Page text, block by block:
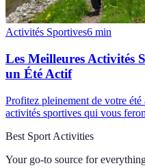
Activités Sportives6 min
Les Meilleures Activités
un Été Actif
Profitez pleinement de votre
activités sportives qui vous
Best Sport Activities
Your go-to source for